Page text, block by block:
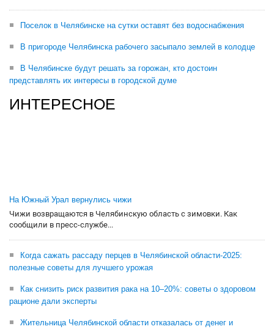
Поселок в Челябинске на сутки оставят без водоснабжения
В пригороде Челябинска рабочего засыпало землей в колодце
В Челябинске будут решать за горожан, кто достоин
представлять их интересы в городской думе
ИНТЕРЕСНОЕ
На Южный Урал вернулись чижи
Чижи возвращаются в Челябинскую область с зимовки. Как
сообщили в пресс-службе...
Когда сажать рассаду перцев в Челябинской области-2025:
полезные советы для лучшего урожая
Как снизить риск развития рака на 10–20%: советы о здоровом
рационе дали эксперты
Жительница Челябинской области отказалась от денег и